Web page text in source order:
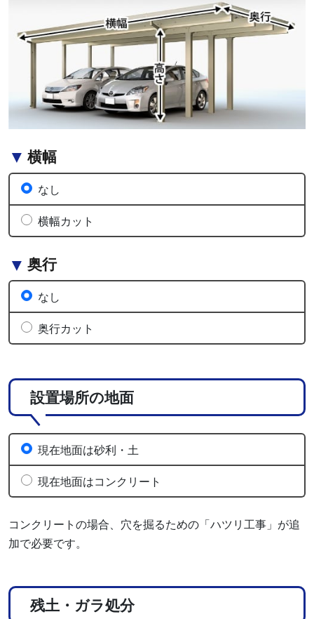
横幅
なし
横幅カット
奥行
なし
奥行カット
設置場所の地面
コンクリートの場合、穴を掘るための「ハツリ工事」が追
加で必要です。
現在地面は砂利・土
現在地面はコンクリート
残土・ガラ処分